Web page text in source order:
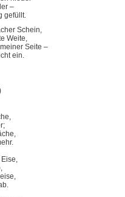
–
gefüllt.
Schein,
Weite,
Seite –
ein.